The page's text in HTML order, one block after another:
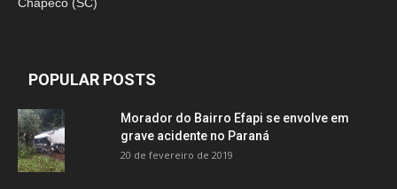
Chapecó (SC)
POPULAR POSTS
Morador do Bairro Efapi se envolve em
grave acidente no Paraná
20 de fevereiro de 2019